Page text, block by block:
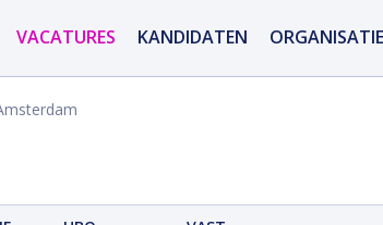
VACATURES KANDIDATEN